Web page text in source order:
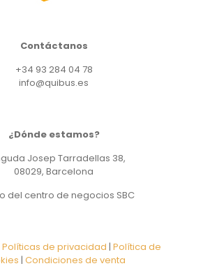
Contáctanos
+34 93 284 04 78
info@quibus.es
¿Dónde estamos?
Josep Tarradellas 38,
08029, Barcelona
del centro de negocios SBC
Políticas de privacidad | Política de
| Condiciones de venta